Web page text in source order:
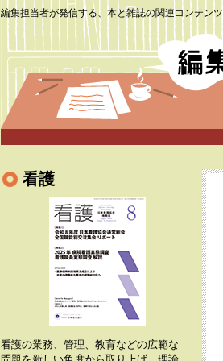
編集担当者が発信する、本と雑誌の関連コンテンツ
看護
看護の業務、管理、教育などの広範な